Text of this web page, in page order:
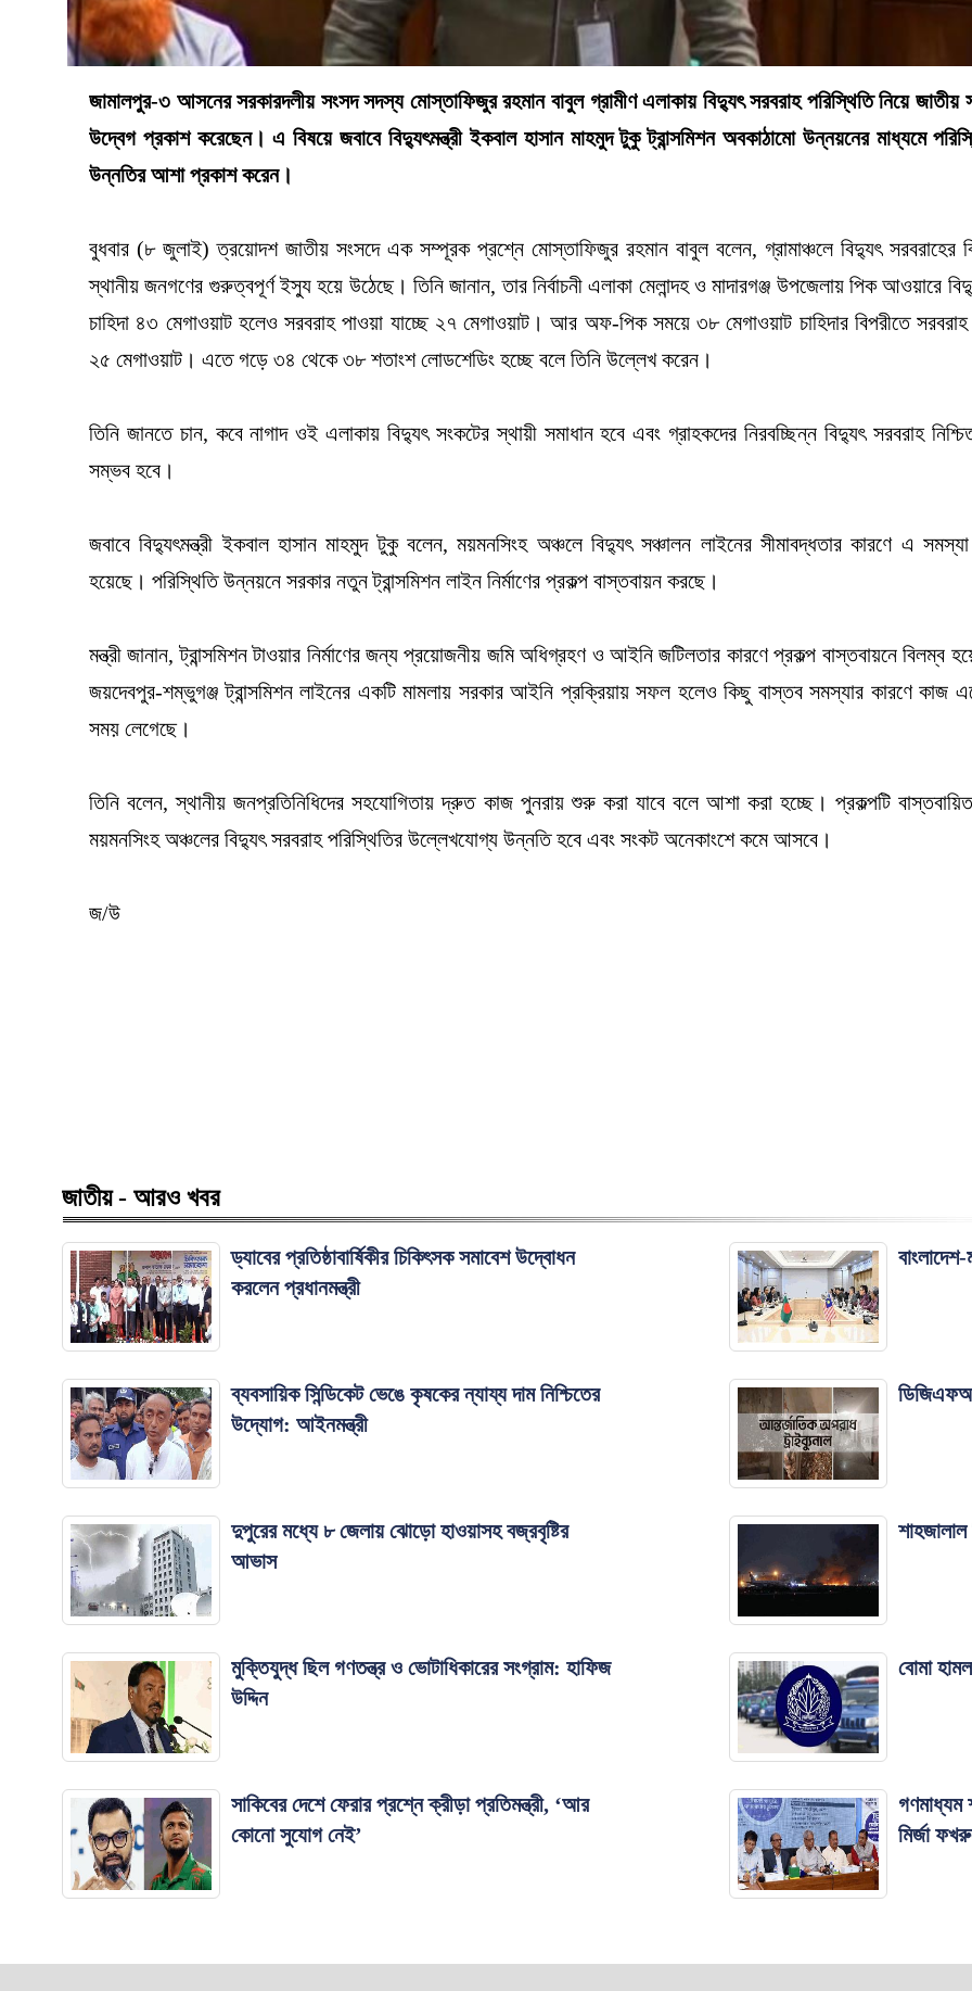
জামালপুর-৩ আসনের সরকারদলীয় সংসদ সদস্য মোস্তাফিজুর রহমান বাবুল গ্রামীণ এলাকায় বিদ্যুৎ সরবরাহ পরিস্থিতি নিয়ে জাতীয়
উদ্বেগ প্রকাশ করেছেন। এ বিষয়ে জবাবে বিদ্যুৎমন্ত্রী ইকবাল হাসান মাহমুদ টুকু ট্রান্সমিশন অবকাঠামো উন্নয়নের মাধ্যমে
উন্নতির আশা প্রকাশ করেন।
বুধবার (৮ জুলাই) ত্রয়োদশ জাতীয় সংসদে এক সম্পূরক প্রশ্নে মোস্তাফিজুর রহমান বাবুল বলেন, গ্রামাঞ্চলে বিদ্যুৎ সরবরাহের
স্থানীয় জনগণের গুরুত্বপূর্ণ ইস্যু হয়ে উঠেছে। তিনি জানান, তার নির্বাচনী এলাকা মেলান্দহ ও মাদারগঞ্জ উপজেলায় পিক আওয়ারে
চাহিদা ৪৩ মেগাওয়াট হলেও সরবরাহ পাওয়া যাচ্ছে ২৭ মেগাওয়াট। আর অফ-পিক সময়ে ৩৮ মেগাওয়াট চাহিদার বিপরীতে
২৫ মেগাওয়াট। এতে গড়ে ৩৪ থেকে ৩৮ শতাংশ লোডশেডিং হচ্ছে বলে তিনি উল্লেখ করেন।
তিনি জানতে চান, কবে নাগাদ ওই এলাকায় বিদ্যুৎ সংকটের স্থায়ী সমাধান হবে এবং গ্রাহকদের নিরবচ্ছিন্ন বিদ্যুৎ সরবরাহ
সম্ভব হবে।
জবাবে বিদ্যুৎমন্ত্রী ইকবাল হাসান মাহমুদ টুকু বলেন, ময়মনসিংহ অঞ্চলে বিদ্যুৎ সঞ্চালন লাইনের সীমাবদ্ধতার কারণে এ সমস্যা
হয়েছে। পরিস্থিতি উন্নয়নে সরকার নতুন ট্রান্সমিশন লাইন নির্মাণের প্রকল্প বাস্তবায়ন করছে।
মন্ত্রী জানান, ট্রান্সমিশন টাওয়ার নির্মাণের জন্য প্রয়োজনীয় জমি অধিগ্রহণ ও আইনি জটিলতার কারণে প্রকল্প বাস্তবায়নে বিলম্ব
জয়দেবপুর-শম্ভুগঞ্জ ট্রান্সমিশন লাইনের একটি মামলায় সরকার আইনি প্রক্রিয়ায় সফল হলেও কিছু বাস্তব সমস্যার কারণে কাজ
সময় লেগেছে।
তিনি বলেন, স্থানীয় জনপ্রতিনিধিদের সহযোগিতায় দ্রুত কাজ পুনরায় শুরু করা যাবে বলে আশা করা হচ্ছে। প্রকল্পটি
ময়মনসিংহ অঞ্চলের বিদ্যুৎ সরবরাহ পরিস্থিতির উল্লেখযোগ্য উন্নতি হবে এবং সংকট অনেকাংশে কমে আসবে।
জ/উ
জাতীয় - আরও খবর
ড্যাবের প্রতিষ্ঠাবার্ষিকীর চিকিৎসক সমাবেশ উদ্বোধন
করলেন প্রধানমন্ত্রী
ব্যবসায়িক সিন্ডিকেট ভেঙে কৃষকের ন্যায্য দাম নিশ্চিতের
উদ্যোগ: আইনমন্ত্রী
দুপুরের মধ্যে ৮ জেলায় ঝোড়ো হাওয়াসহ বজ্রবৃষ্টির
আভাস
শাহজালাল
মুক্তিযুদ্ধ ছিল গণতন্ত্র ও ভোটাধিকারের সংগ্রাম: হাফিজ
উদ্দিন
বোমা
সাকিবের দেশে ফেরার প্রশ্নে ক্রীড়া প্রতিমন্ত্রী, ‘আর
কোনো সুযোগ নেই’
গণমাধ্যম
মির্জা